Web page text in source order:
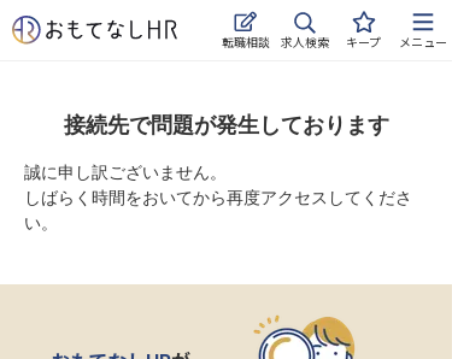
転職相談 求人検索 キープ メニュー
求人・施設を探す
キープした求人
接続先で問題が発生しております
誠に申し訳ございません。
しばらく時間をおいてから再度アクセスしてくださ
い。